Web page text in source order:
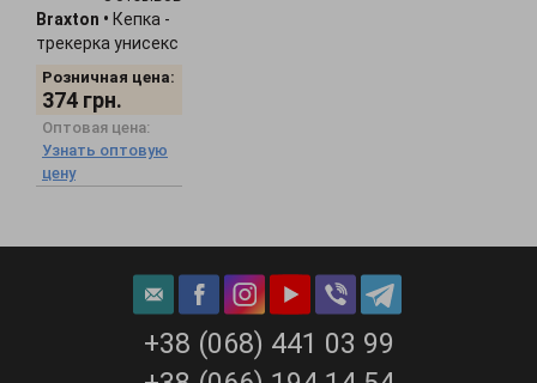
Braxton • Кепка -
трекерка унисекс
Розничная цена:
374 грн.
Оптовая цена:
Узнать оптовую
цену
+38 (068) 441 03 99